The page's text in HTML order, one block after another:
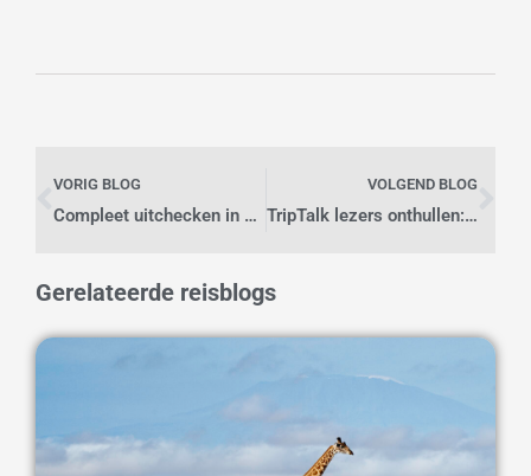
VORIG BLOG
Compleet uitchecken in Europa’s Slaaphoofdstad
VOLGEND BLOG
TripTalk lezers onthullen: Die ene echte vakantieliefde
Gerelateerde reisblogs